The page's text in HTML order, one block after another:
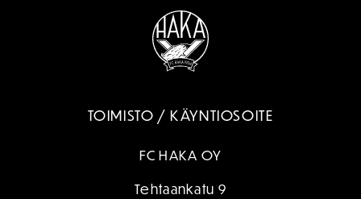
TOIMISTO / KÄYNTIOSOITE
FC HAKA OY
Tehtaankatu 9